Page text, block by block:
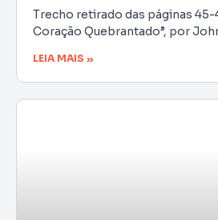
Trecho retirado das páginas 45-
Coração Quebrantado”, por
LEIA MAIS »